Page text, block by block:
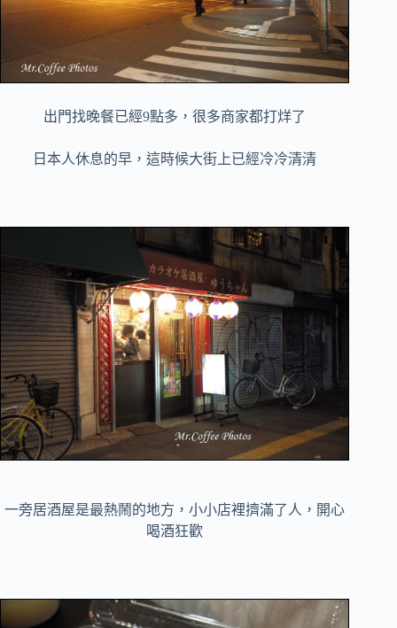
出門找晚餐已經9點多，很多商家都打烊了
日本人休息的早，這時候大街上已經冷冷清清
一旁居酒屋是最熱鬧的地方，小小店裡擠滿了人，開心
喝酒狂歡